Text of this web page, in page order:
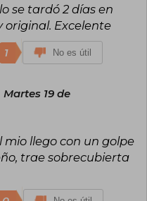
se tardó 2 días en
original. Excelente
1 No es útil
Martes 19 de
llego con un golpe
trae sobrecubierta